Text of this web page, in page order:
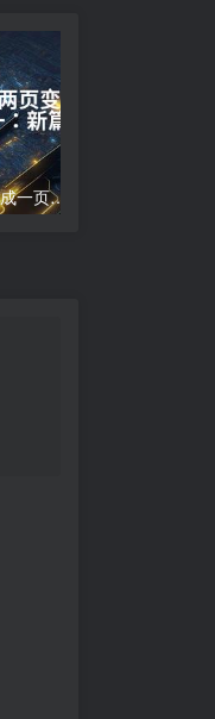
word文档怎么把两页变成一页;两页合为一：新篇崭现